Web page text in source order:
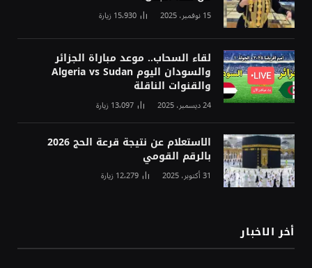
15 نوفمبر، 2025 15٬930زيارة
لقاء السحاب.. موعد مباراة الجزائر
والسودان اليوم Algeria vs Sudan
والقنوات الناقلة
24 ديسمبر، 2025 13٬097زيارة
الاستعلام عن نتيجة قرعة الحج 2026
بالرقم القومي
31 أكتوبر، 2025 12٬279زيارة
أخر الاخبار